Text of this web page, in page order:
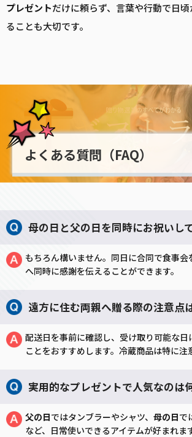
プレゼントだけに頼らず、言葉や行動で日
ることも大切です。
よくある質問（FAQ）
母の日と父の日を同時にお祝いし
もちろん構いません。同日に合同で食事会
へ同時に感謝を伝えることができます。
遠方に住む両親へ贈る際の注意点
配送日を事前に確認し、受け取り可能な日
ことをおすすめします。冷蔵商品は特に注
実用的なプレゼントで人気なのは
父の日ではタンブラーやシャツ、 母の日で
など、日常使いできるアイテムが好まれます